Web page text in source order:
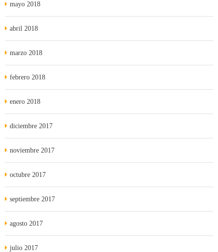
mayo 2018
abril 2018
marzo 2018
febrero 2018
enero 2018
diciembre 2017
noviembre 2017
octubre 2017
septiembre 2017
agosto 2017
julio 2017